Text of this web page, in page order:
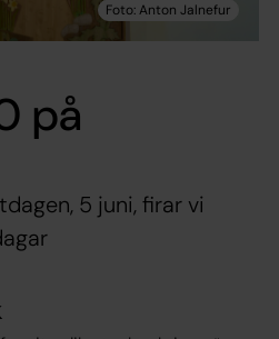
på
5 juni, firar vi